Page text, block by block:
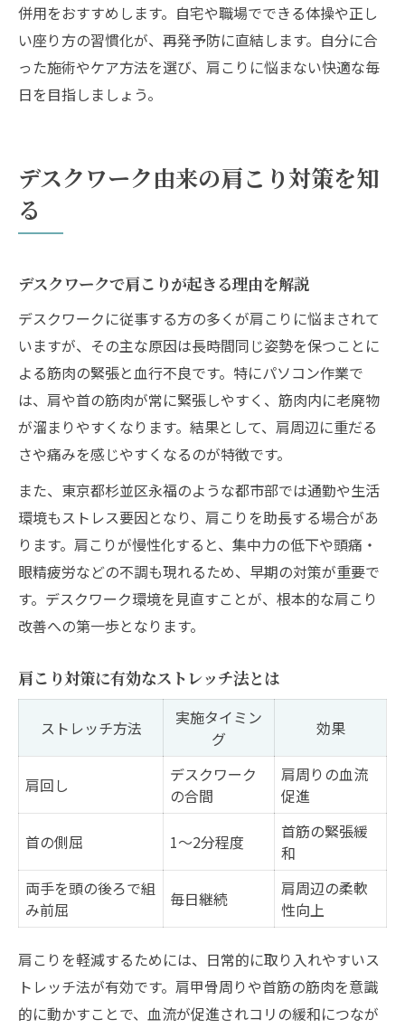
併用をおすすめします。自宅や職場でできる体操や正し
い座り方の習慣化が、再発予防に直結します。自分に合
った施術やケア方法を選び、肩こりに悩まない快適な毎
日を目指しましょう。
デスクワーク由来の肩こり対策を知
る
デスクワークで肩こりが起きる理由を解説
デスクワークに従事する方の多くが肩こりに悩まされて
いますが、その主な原因は長時間同じ姿勢を保つことに
よる筋肉の緊張と血行不良です。特にパソコン作業で
は、肩や首の筋肉が常に緊張しやすく、筋肉内に老廃物
が溜まりやすくなります。結果として、肩周辺に重だる
さや痛みを感じやすくなるのが特徴です。
また、東京都杉並区永福のような都市部では通勤や生活
環境もストレス要因となり、肩こりを助長する場合があ
ります。肩こりが慢性化すると、集中力の低下や頭痛・
眼精疲労などの不調も現れるため、早期の対策が重要で
す。デスクワーク環境を見直すことが、根本的な肩こり
改善への第一歩となります。
肩こり対策に有効なストレッチ法とは
ストレッチ方法
実施タイミン
グ
効果
肩回し
デスクワーク
の合間
肩周りの血流
促進
首の側屈 1～2分程度
首筋の緊張緩
和
両手を頭の後ろで組
み前屈
毎日継続
肩周辺の柔軟
性向上
肩こりを軽減するためには、日常的に取り入れやすいス
トレッチ法が有効です。肩甲骨周りや首筋の筋肉を意識
的に動かすことで、血流が促進されコリの緩和につなが